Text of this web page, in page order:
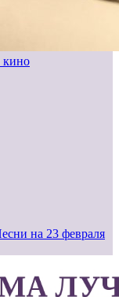
кино
на 23 февраля